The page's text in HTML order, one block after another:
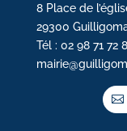
8 Place de
29300
Tél : 02 98 71 72